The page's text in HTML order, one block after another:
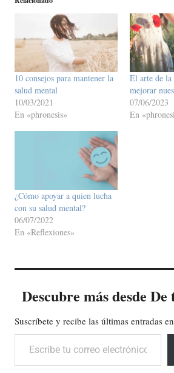
10 consejos para mantener la
salud mental
10/03/2021
En «phronesis»
El arte de la
mejorar
07/06/2023
En
¿Cómo apoyar a quien lucha
con su salud mental?
06/07/2022
En «Reflexiones»
Descubre más desde
Suscríbete y recibe las últimas entradas
Escribe tu correo electrónico…